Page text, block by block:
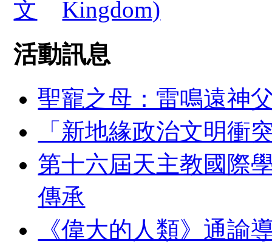
活動訊息
聖寵之母：雷鳴遠神
「新地緣政治文明衝
第十六屆天主教國際
傳承
《偉大的人類》通諭